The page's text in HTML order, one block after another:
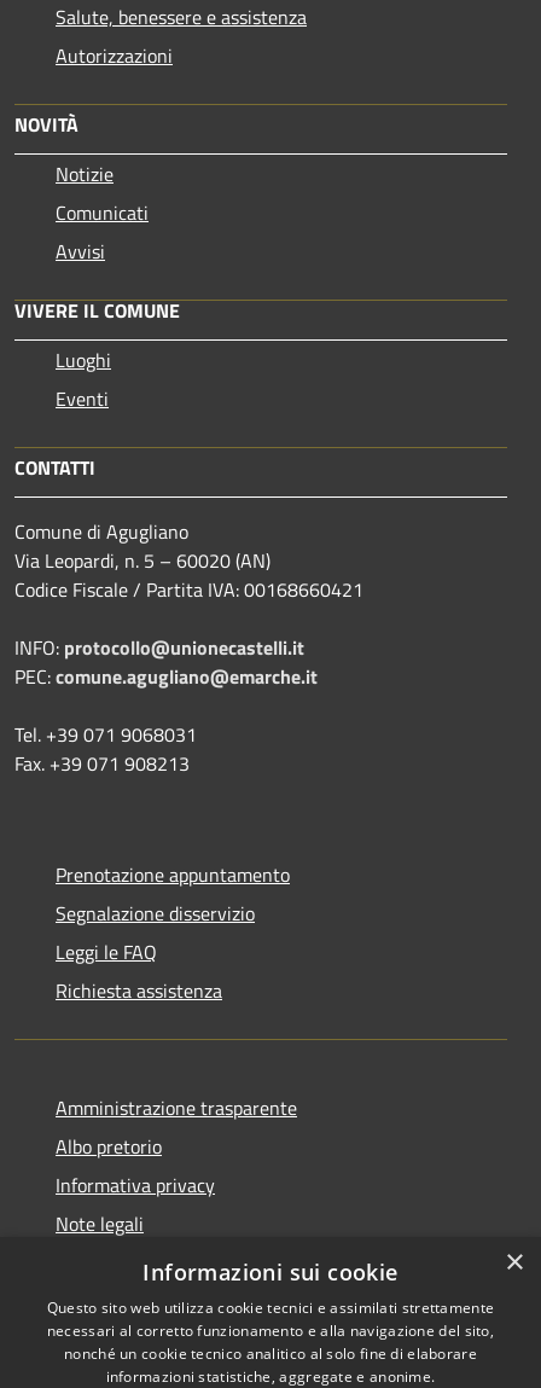
Salute, benessere e assistenza
Autorizzazioni
NOVITÀ
Notizie
Comunicati
Avvisi
VIVERE IL COMUNE
Luoghi
Eventi
CONTATTI
Comune di Agugliano
Via Leopardi, n. 5 – 60020 (AN)
Codice Fiscale / Partita IVA: 00168660421
INFO: protocollo@unionecastelli.it
PEC:comune.agugliano@emarche.it
Tel. +39 071 9068031
Fax. +39 071 908213
Prenotazione appuntamento
Segnalazione disservizio
Leggi le FAQ
Richiesta assistenza
Amministrazione trasparente
Albo pretorio
Informativa privacy
Note legali
Dichiarazione di accessibilità
×
Informazioni sui cookie
Questo sito web utilizza cookie tecnici e assimilati strettamente
necessari al corretto funzionamento e alla navigazione del sito,
nonché un cookie tecnico analitico al solo fine di elaborare
informazioni statistiche, aggregate e anonime.